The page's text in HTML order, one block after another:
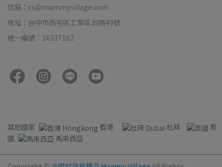
信箱：cs@mammyvillage.com
地址：台中市西屯區工業區39路49號
統一編號：16337162
其他國家 香港 杜拜
泰
國
馬來西亞